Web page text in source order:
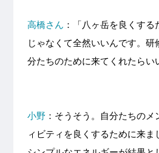
高橋さん ：「八ヶ岳を良くする
じゃなくて全然いいんです。研
分たちのために来てくれたらい
小野：そうそう。自分たちのメ
ィビティを良くするために来ま